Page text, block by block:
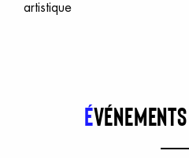
artistique
Événements